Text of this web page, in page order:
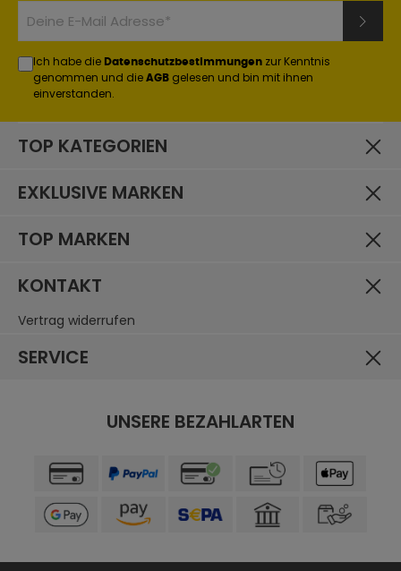
Ich habe die Datenschutzbestimmungen zur Kenntnis
genommen und die AGB gelesen und bin mit ihnen
einverstanden.
TOP KATEGORIEN
EXKLUSIVE MARKEN
TOP MARKEN
KONTAKT
Vertrag widerrufen
SERVICE
UNSERE BEZAHLARTEN